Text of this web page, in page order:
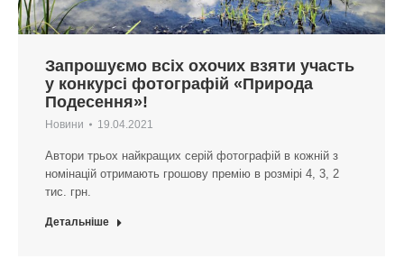
Запрошуємо всіх охочих взяти участь
у конкурсі фотографій «Природа
Подесення»!
Новини 19.04.2021
Автори трьох найкращих серій фотографій в кожній з
номінацій отримають грошову премію в розмірі 4, 3, 2
тис. грн.
Детальніше